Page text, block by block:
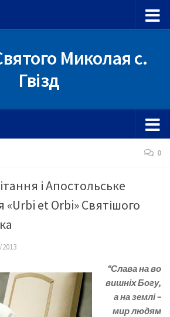
Миколая с.
Гвізд
0
і Апостольське
«Urbi et Orbi» Святішого
“Слава на во
вишніх Богу,
а на землі –
мир людям